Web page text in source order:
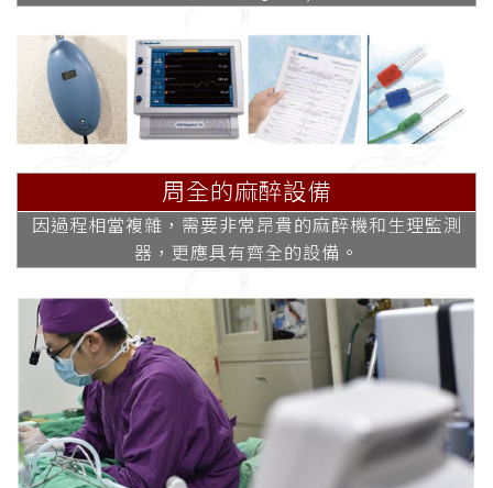
周全的麻醉設備
因過程相當複雜，需要非常昂貴的麻醉機和生理監測
器，更應具有齊全的設備。